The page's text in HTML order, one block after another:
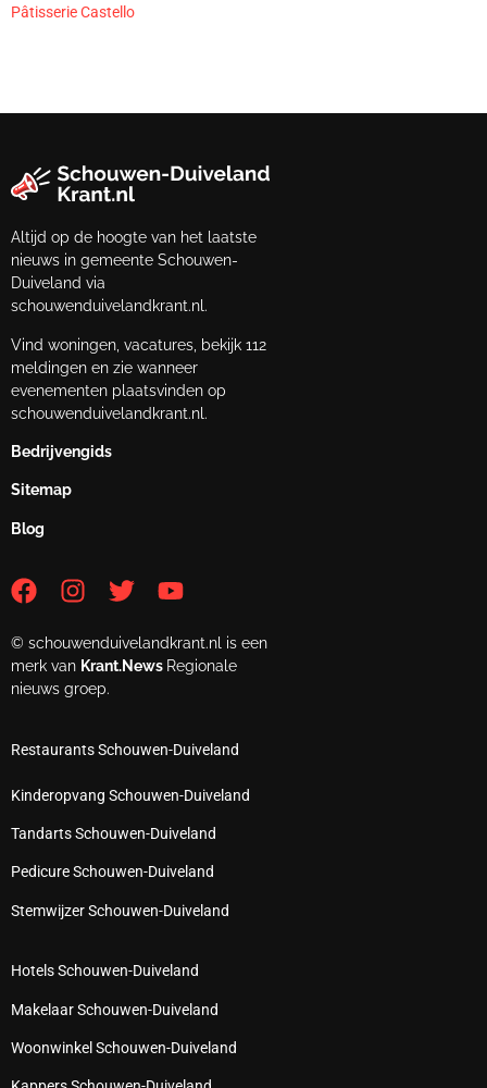
Pâtisserie Castello
Altijd op de hoogte van het laatste
nieuws in gemeente Schouwen-
Duiveland via
schouwenduivelandkrant.nl.
Vind woningen, vacatures, bekijk 112
meldingen en zie wanneer
evenementen plaatsvinden op
schouwenduivelandkrant.nl.
Bedrijvengids
Sitemap
Blog
© schouwenduivelandkrant.nl is een
merk van Krant.News Regionale
nieuws groep.
Restaurants Schouwen-Duiveland
Kinderopvang Schouwen-Duiveland
Tandarts Schouwen-Duiveland
Pedicure Schouwen-Duiveland
Stemwijzer Schouwen-Duiveland
Hotels Schouwen-Duiveland
Makelaar Schouwen-Duiveland
Woonwinkel Schouwen-Duiveland